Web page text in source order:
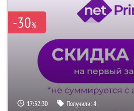
-30%
17:52:29 Получили:4